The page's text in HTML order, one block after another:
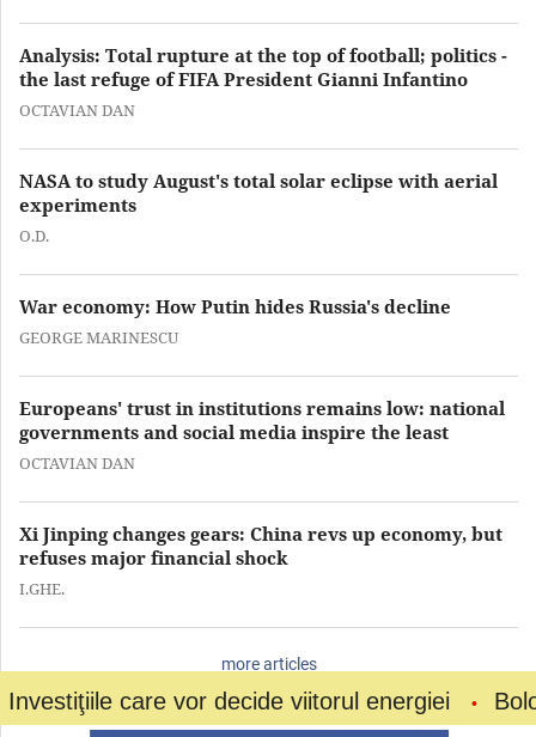
care vor decide viitorul energiei Bolojan a
Analysis: Total rupture at the top of football; politics -
the last refuge of FIFA President Gianni Infantino
OCTAVIAN DAN
NASA to study August's total solar eclipse with aerial
experiments
O.D.
War economy: How Putin hides Russia's decline
GEORGE MARINESCU
Europeans' trust in institutions remains low: national
governments and social media inspire the least
OCTAVIAN DAN
Xi Jinping changes gears: China revs up economy, but
refuses major financial shock
I.GHE.
more articles